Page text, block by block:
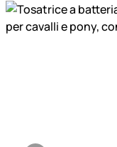
Galleria prodotti